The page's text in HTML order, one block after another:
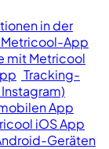
in der
Metricool-App
mit Metricool
Tracking-
App
iOS App
Geräten